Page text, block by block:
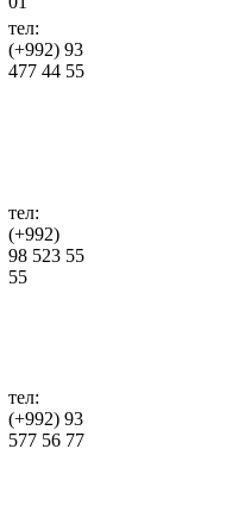
тел:
(+992) 93
477 44 55
тел:
(+992)
98 523 55
55
тел:
(+992) 93
577 56 77